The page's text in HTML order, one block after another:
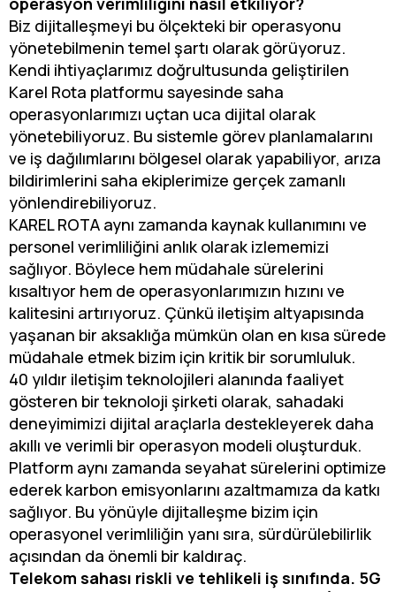
Biz dijitalleşmeyi bu ölçekteki bir operasyonu
yönetebilmenin temel şartı olarak görüyoruz.
Kendi ihtiyaçlarımız doğrultusunda geliştirilen
Karel Rota platformu sayesinde saha
operasyonlarımızı uçtan uca dijital olarak
yönetebiliyoruz. Bu sistemle görev planlamalarını
ve iş dağılımlarını bölgesel olarak yapabiliyor, arıza
bildirimlerini saha ekiplerimize gerçek zamanlı
yönlendirebiliyoruz.
KAREL ROTA aynı zamanda kaynak kullanımını ve
personel verimliliğini anlık olarak izlememizi
sağlıyor. Böylece hem müdahale sürelerini
kısaltıyor hem de operasyonlarımızın hızını ve
kalitesini artırıyoruz. Çünkü iletişim altyapısında
yaşanan bir aksaklığa mümkün olan en kısa sürede
müdahale etmek bizim için kritik bir sorumluluk.
40 yıldır iletişim teknolojileri alanında faaliyet
gösteren bir teknoloji şirketi olarak, sahadaki
deneyimimizi dijital araçlarla destekleyerek daha
akıllı ve verimli bir operasyon modeli oluşturduk.
Platform aynı zamanda seyahat sürelerini optimize
ederek karbon emisyonlarını azaltmamıza da katkı
sağlıyor. Bu yönüyle dijitalleşme bizim için
operasyonel verimliliğin yanı sıra, sürdürülebilirlik
açısından da önemli bir kaldıraç.
Telekom sahası riskli ve tehlikeli iş sınıfında. 5G